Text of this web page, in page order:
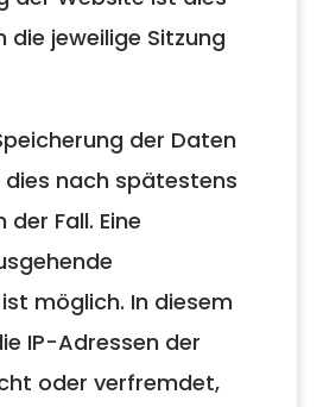
die jeweilige Sitzung
der Daten
dies nach spätestens
Fall. Eine
möglich. In diesem
IP-Adressen der
oder verfremdet,